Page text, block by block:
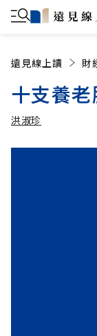
遠見線上讀 財
十支養
洪淑珍